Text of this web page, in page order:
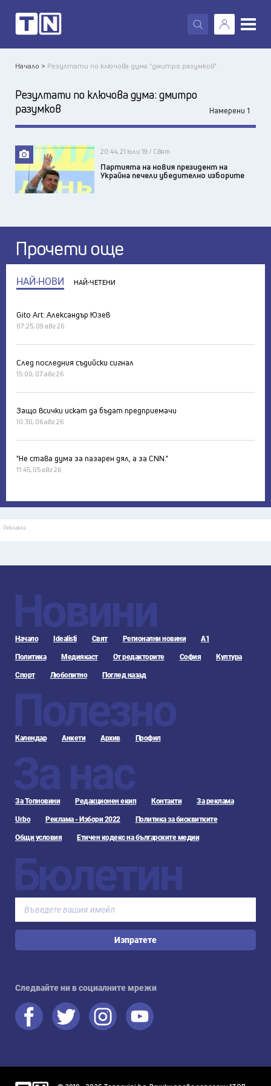
X
Начало > Резултати по ключова дума "дмитро разумков"
Резултати по ключова дума: дмитро
разумков
Намерени 1
20:44, 21 юли 19 / Свят
Партията на новия президент на
Украйна печели убедително изборите
Прочети още
НАЙ-НОВИ НАЙ-ЧЕТЕНИ
Gito Art: Александър Юзев
07:25, 09 авг 26
След последния съдийски сигнал
15:00, 07 авг 26
Защо всички искат да бъдат предприемачи
10:30, 06 авг 26
"Не става дума за пазарен дял, а за CNN."
11:45, 05 авг 26
Реклама
Новини
Начало Idealisti Свят Регионални новини А1
Политика Медиякаст От редакторите София Култура
Спорт Любопитно Поглед назад
Полезно
Календар Анкети Архив Профил
За нас
За Топновини Редакционен екип Контакти За реклама
Urbo Реклама - Избори 2022 Политика за бисквитките
Общи условия Етичен кодекс на българските медии
Бюлетин
Изпратете
Следвайте ни в социалните мрежи